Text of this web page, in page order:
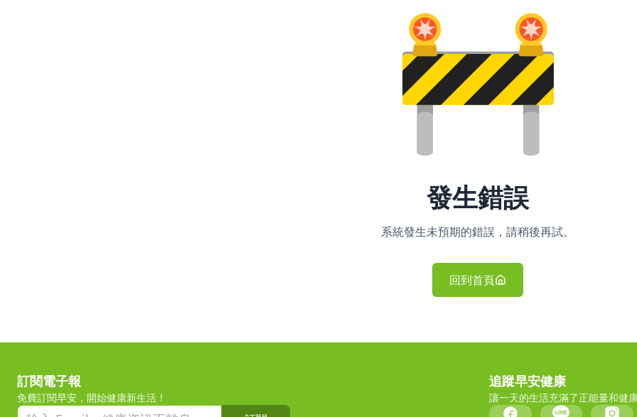
發生錯誤
系統發生未預期的錯誤，請稍後再試。
回到首頁
訂閱電子報
免費訂閱早安，開始健康新生活！
追蹤早安健康
讓一天的生活充滿了正能量和健